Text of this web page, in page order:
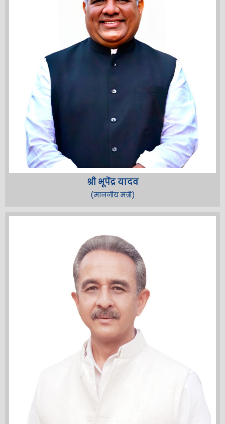
श्री भूपेंद्र यादव
(माननीय मंत्री)